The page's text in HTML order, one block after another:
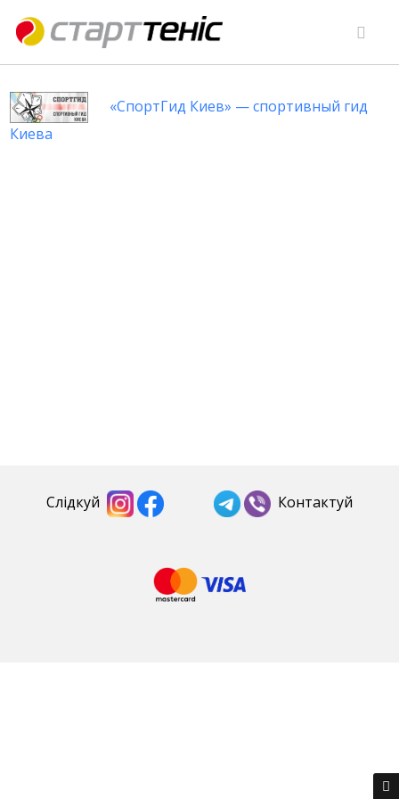
«СпортГид Киев» — спортивный гид
Киева
Слідкуй Контактуй